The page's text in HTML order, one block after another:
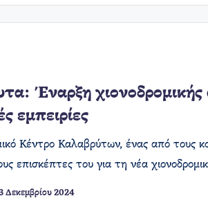
Έναρξη χιονοδρομικής
εμπειρίες
Κέντρο Καλαβρύτων, ένας από τους
επισκέπτες του για τη νέα
Δεκεμβρίου 2024